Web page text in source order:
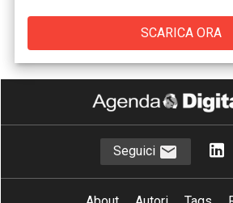
Seguici